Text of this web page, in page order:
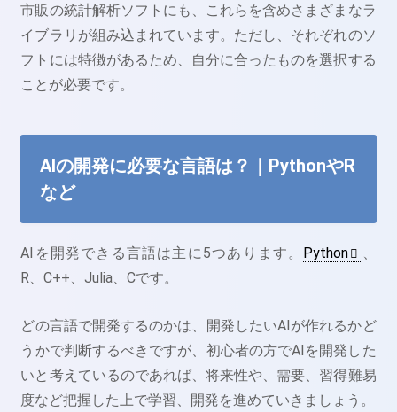
市販の統計解析ソフトにも、これらを含めさまざまなラ
イブラリが組み込まれています。ただし、それぞれのソ
フトには特徴があるため、自分に合ったものを選択する
ことが必要です。
AIの開発に必要な言語は？｜PythonやR
など
AIを開発できる言語は主に5つあります。 Python
、
R、C++、Julia、Cです。
どの言語で開発するのかは、開発したいAIが作れるかど
うかで判断するべきですが、初心者の方でAIを開発した
いと考えているのであれば、将来性や、需要、習得難易
度など把握した上で学習、開発を進めていきましょう。